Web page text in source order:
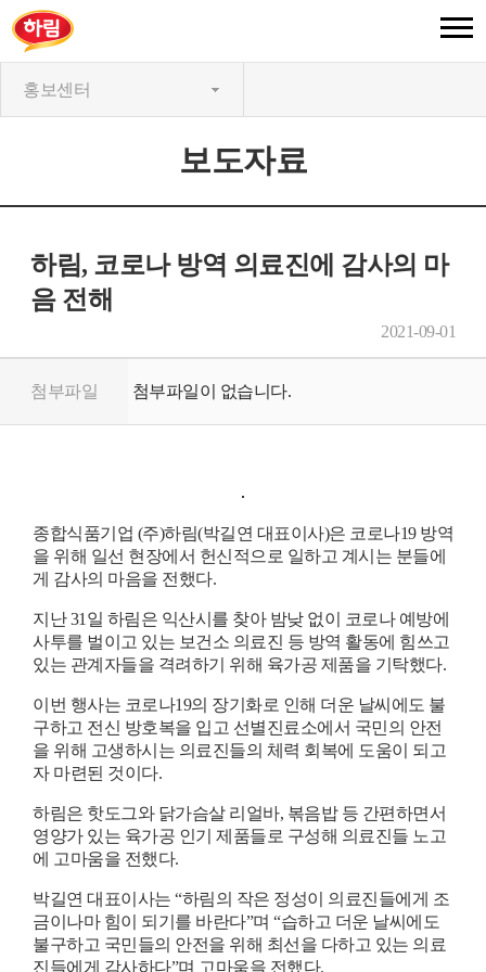
홍보센터
보도자료
하림, 코로나 방역 의료진에 감사의 마
음 전해
2021-09-01
첨부파일 첨부파일이 없습니다.
종합식품기업 (주)하림(박길연 대표이사)은 코로나19 방역
을 위해 일선 현장에서 헌신적으로 일하고 계시는 분들에
게 감사의 마음을 전했다.
지난31 일 하림은 익산시를 찾아 밤낮 없이 코로나 예방에
사투를 벌이고 있는 보건소 의료진 등 방역 활동에 힘쓰고
있는 관계자들을 격려하기 위해 육가공 제품을 기탁했다.
이번 행사는 코로나19의 장기화로 인해 더운 날씨에도 불
구하고 전신 방호복을 입고 선별진료소에서 국민의 안전
을 위해 고생하시는 의료진들의 체력 회복에 도움이 되고
자 마련된 것이다.
하림은 핫도그와 닭가슴살 리얼바, 볶음밥 등 간편하면서
영양가 있는 육가공 인기 제품들로 구성해 의료진들 노고
에 고마움을 전했다.
박길연 대표이사는 “하림의 작은 정성이 의료진들에게 조
금이나마 힘이 되기를 바란다”며 “습하고 더운 날씨에도
불구하고 국민들의 안전을 위해 최선을 다하고 있는 의료
진들에게 감사하다”며 고마움을 전했다.